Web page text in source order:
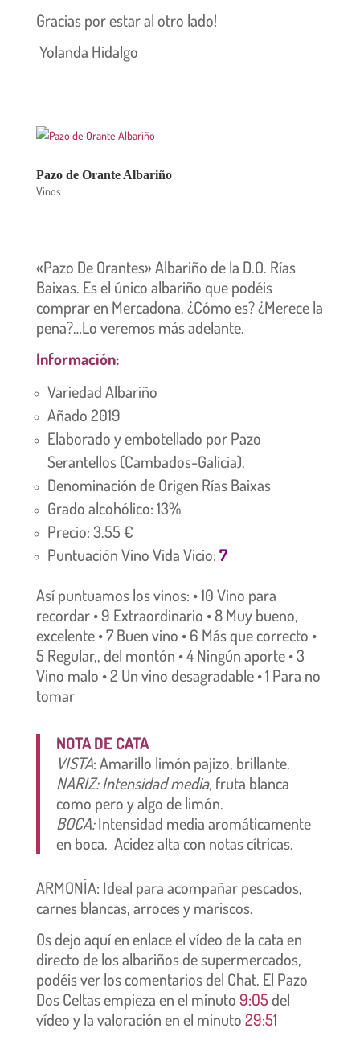
Gracias por estar al otro lado!
Yolanda Hidalgo
Pazo de Orante Albariño
Vinos
«Pazo De Orantes» Albariño de la D.O. Rías
Baixas. Es el único albariño que podéis
comprar en Mercadona. ¿Cómo es? ¿Merece la
pena?…Lo veremos más adelante.
Información:
Variedad Albariño
Añado 2019
Elaborado y embotellado por Pazo
Serantellos (Cambados-Galicia).
Denominación de Origen Rías Baixas
Grado alcohólico: 13%
Precio: 3.55 €
Puntuación Vino Vida Vicio:7
Así puntuamos los vinos: • 10 Vino para
recordar • 9 Extraordinario • 8 Muy bueno,
excelente • 7 Buen vino • 6 Más que correcto •
5 Regular,, del montón • 4 Ningún aporte • 3
Vino malo • 2 Un vino desagradable • 1 Para no
tomar
NOTA DE CATA
VISTA: Amarillo limón pajizo, brillante.
NARIZ: Intensidad media, fruta blanca
como pero y algo de limón.
BOCA:Intensidad media aromáticamente
en boca. Acidez alta con notas cítricas.
ARMONÍA: Ideal para acompañar pescados,
carnes blancas, arroces y mariscos.
Os dejo aquí en enlace el vídeo de la cata en
directo de los albariños de supermercados,
podéis ver los comentarios del Chat. El Pazo
Dos Celtas empieza en el minuto9:05del
vídeo y la valoración en el minuto29:51